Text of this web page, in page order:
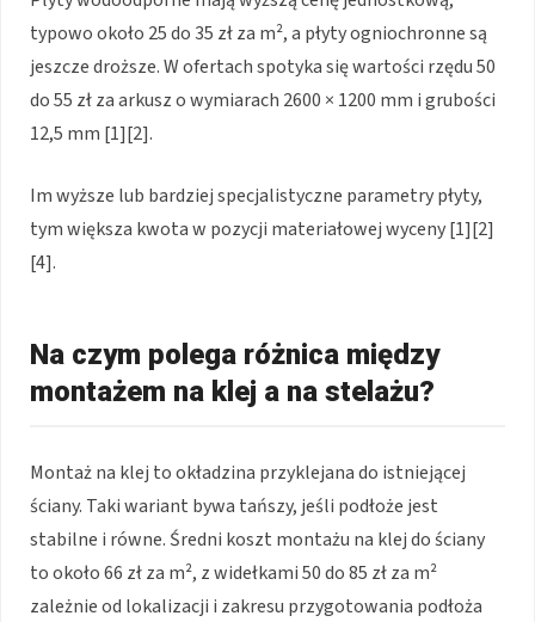
typowo około 25 do 35 zł za m², a płyty ogniochronne są
jeszcze droższe. W ofertach spotyka się wartości rzędu 50
do 55 zł za arkusz o wymiarach 2600 × 1200 mm i grubości
12,5 mm [1][2].
Im wyższe lub bardziej specjalistyczne parametry płyty,
tym większa kwota w pozycji materiałowej wyceny [1][2]
[4].
Na czym polega różnica między
montażem na klej a na stelażu?
Montaż na klej to okładzina przyklejana do istniejącej
ściany. Taki wariant bywa tańszy, jeśli podłoże jest
stabilne i równe. Średni koszt montażu na klej do ściany
to około 66 zł za m², z widełkami 50 do 85 zł za m²
zależnie od lokalizacji i zakresu przygotowania podłoża